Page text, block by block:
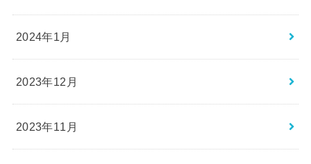
2024年1月
2023年12月
2023年11月